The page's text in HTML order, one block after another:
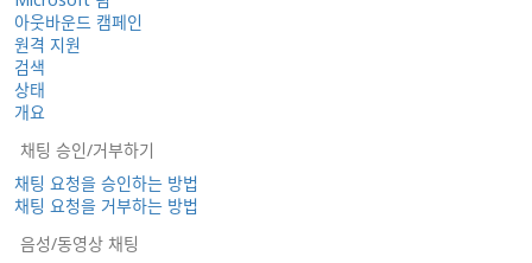
아웃바운드 캠페인
원격 지원
검색
상태
개요
채팅 승인/거부하기
채팅 요청을 승인하는 방법
채팅 요청을 거부하는 방법
음성/동영상 채팅